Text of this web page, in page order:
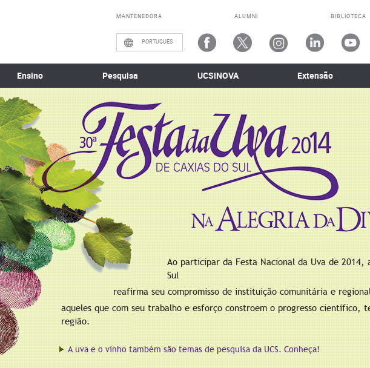
MANTENEDORA ALUMNI BIBLIOTECA
PORTUGUÊS
Ensino Pesquisa UCSiNOVA Extensão
Ao participar da Festa Nacional da Uva de 2014,
Sul
reafirma seu compromisso de instituição comunitária e
aqueles que com seu trabalho e esforço constroem o progresso científico,
região.
A uva e o vinho também são temas de pesquisa da UCS. Conheça!